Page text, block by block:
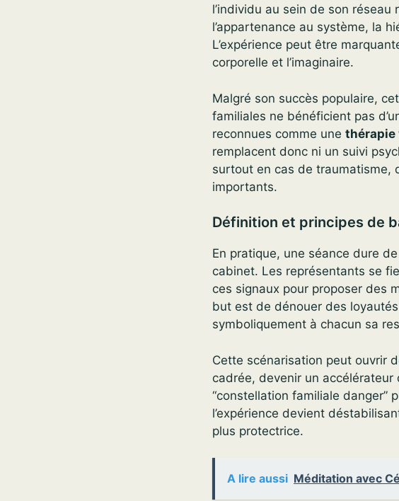
l’individu au sein de son réseau
l’appartenance au système, la
L’expérience peut être
corporelle et l’imaginaire.
Malgré son succès populaire,
familiales ne bénéficient pas
reconnues comme une thérapie
remplacent donc ni un suivi
surtout en cas de traumatisme,
importants.
Définition et principes de
En pratique, une séance dure
cabinet. Les représentants se
ces signaux pour proposer des
but est de dénouer des
symboliquement à chacun sa
Cette scénarisation peut ouvrir
cadrée, devenir un accélérateur
“constellation familiale danger”
l’expérience devient
plus protectrice.
A lire aussi Méditation avec